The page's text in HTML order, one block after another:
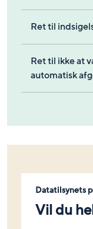
Ret til
Ret til ikke at
automatisk
Datatilsynets
Vil du